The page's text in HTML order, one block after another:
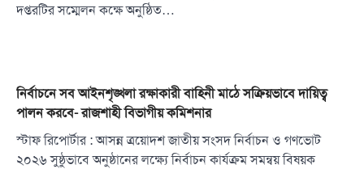
দপ্তরটির সম্মেলন কক্ষে অনুষ্ঠিত…
নির্বাচনে সব আইনশৃঙ্খলা রক্ষাকারী বাহিনী মাঠে সক্রিয়ভাবে দায়িত্ব
পালন করবে- রাজশাহী বিভাগীয় কমিশনার
স্টাফ রিপোর্টার : আসন্ন ত্রয়োদশ জাতীয় সংসদ নির্বাচন ও গণভোট
২০২৬ সুষ্ঠুভাবে অনুষ্ঠানের লক্ষ্যে নির্বাচন কার্যক্রম সমন্বয় বিষয়ক